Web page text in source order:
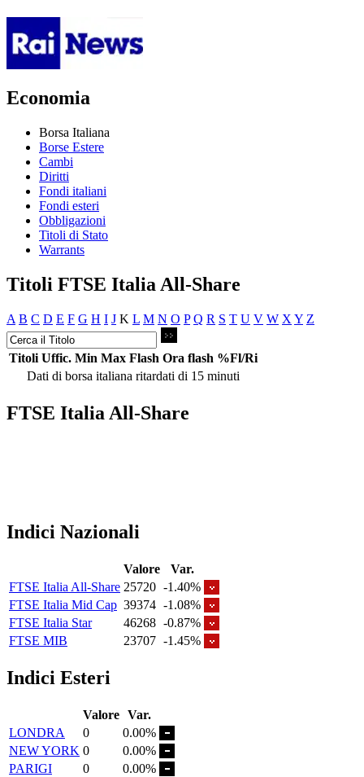
Economia
Borsa Italiana
Borse Estere
Cambi
Diritti
Fondi italiani
Fondi esteri
Obbligazioni
Titoli di Stato
Warrants
Titoli FTSE Italia All-Share
A B C D E F G H I J K L M N O P Q R S T U V W X Y Z
Titoli Uffic. Min Max Flash Ora flash %Fl/Ri
Dati di borsa italiana ritardati di 15 minuti
FTSE Italia All-Share
Indici Nazionali
Valore
Var.
FTSE Italia All-Share 25720 -1.40%
FTSE Italia Mid Cap 39374 -1.08%
FTSE Italia Star
46268 -0.87%
FTSE MIB
23707 -1.45%
Indici Esteri
Valore Var.
LONDRA
0
0.00%
NEW YORK 0
0.00%
PARIGI
0
0.00%